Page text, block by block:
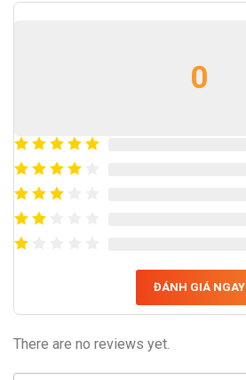
0
ĐÁNH GIÁ NGAY
There are no reviews yet.